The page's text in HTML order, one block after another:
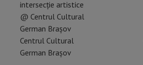
intersecție artistice
@ Centrul Cultural
German Braşov
Centrul Cultural
German Brașov